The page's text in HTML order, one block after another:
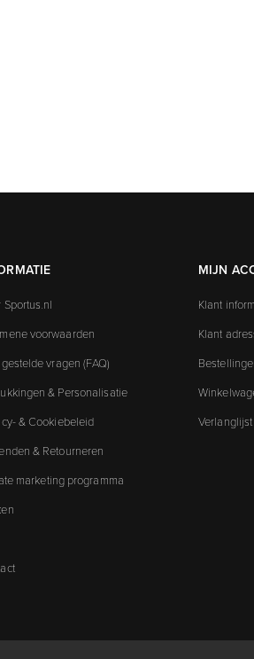
Sportus.nl
voorwaarden
vragen (FAQ)
& Personalisatie
& Cookiebeleid
& Retourneren
marketing programma
MIJN
Klant
Klant
Verlanglijst